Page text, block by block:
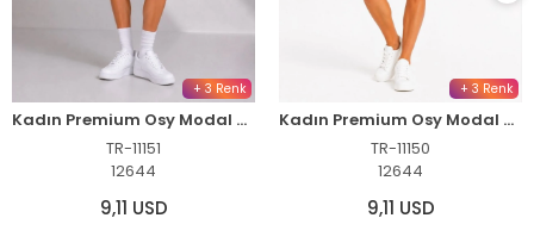
+ 3 Renk
Kadın Premium Osy Modal Yumuşak Dokulu Tişört Cepli Şort Alt Üst Takım - Siyah
TR-11151
12644
9,11 USD
+ 3 Renk
Kadın Premium Osy Modal Yumuşak Dokulu Tişört Cepli Şort Alt Üst Takım - Lacivert
TR-11150
12644
9,11 USD